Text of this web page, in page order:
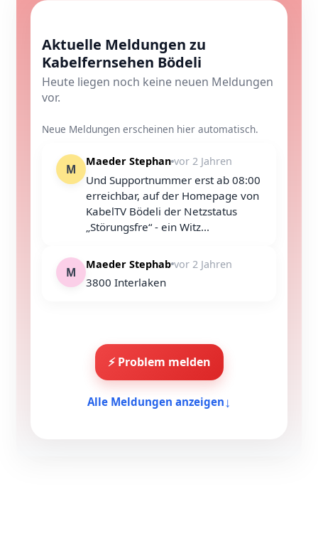
Aktuelle Meldungen zu
Kabelfernsehen Bödeli
Heute liegen noch keine neuen Meldungen
vor.
Neue Meldungen erscheinen hier automatisch.
M
Maeder Stephan vor 2 Jahren
Und Supportnummer erst ab 08:00
erreichbar, auf der Homepage von
KabelTV Bödeli der Netzstatus
„Störungsfre“ - ein Witz...
M
Maeder Stephab vor 2 Jahren
3800 Interlaken
⚡ Problem melden
Alle Meldungen anzeigen↓